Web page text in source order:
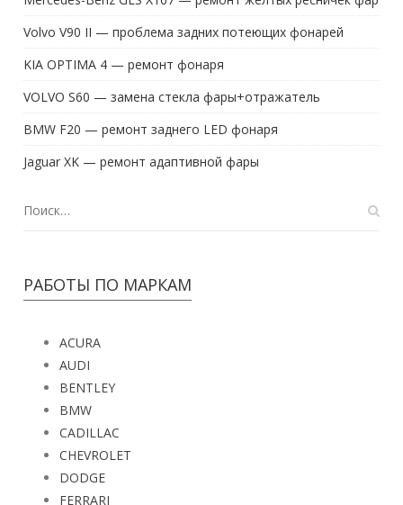
Volvo V90 II — проблема задних потеющих фонарей
KIA OPTIMA 4 — ремонт фонаря
VOLVO S60 — замена стекла фары+отражатель
BMW F20 — ремонт заднего LED фонаря
Jaguar XK — ремонт адаптивной фары
РАБОТЫ ПО МАРКАМ
ACURA
AUDI
BENTLEY
BMW
CADILLAC
CHEVROLET
DODGE
FERRARI